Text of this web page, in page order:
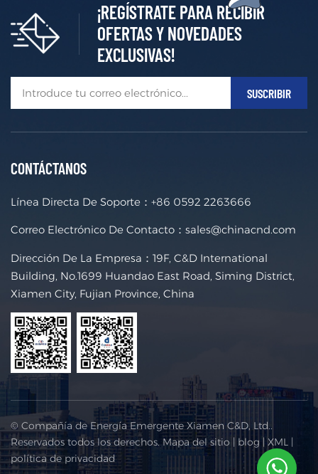
¡REGÍSTRATE PARA RECIBIR
OFERTAS Y NOVEDADES
EXCLUSIVAS!
CONTÁCTANOS
Línea Directa De Soporte： +86 0592 2263666
Correo Electrónico De Contacto： sales@chinacnd.com
Dirección De La Empresa：19F, C&D International
Building, No.1699 Huandao East Road, Siming District,
Xiamen City, Fujian Province, China
© Compañía de Energía Emergente Xiamen C&D, Ltd..
Reservados todos los derechos. Mapa del sitio | blog | XML |
política de privacidad